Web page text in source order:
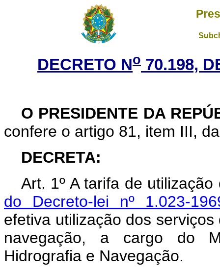
DECRETO No 70.198,
O PRESIDENTE DA
confere o artigo 81, item III,
DECRETA:
Art. 1º A tarifa de
do Decreto-lei nº 1.023-
efetiva utilização dos
navegação, a cargo do
Hidrografia e Navegação.